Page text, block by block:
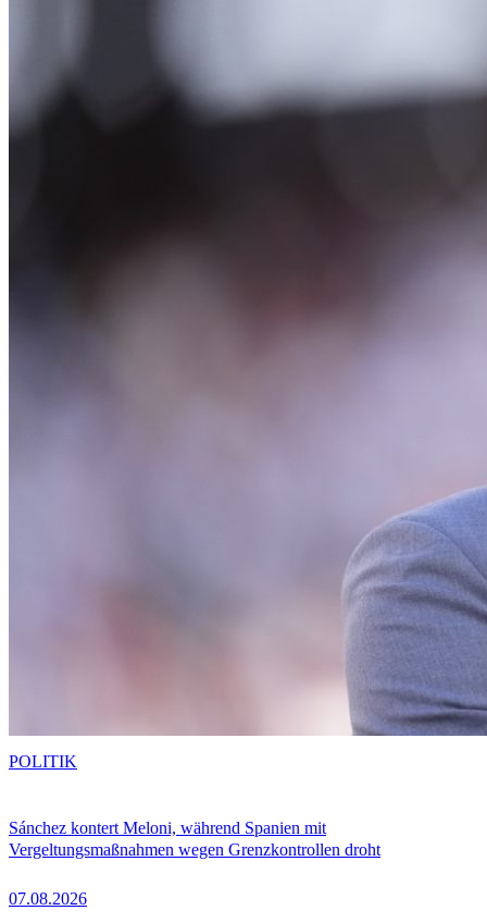
Sánchez kontert Meloni, während Spanien mit
Vergeltungsmaßnahmen wegen Grenzkontrollen droht
07.08.2026
POLITIK